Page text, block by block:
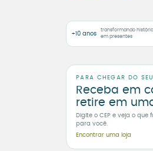
+10 anos
transformando
em presentes
PARA CHEGAR DO
Receba em
retire em
Digite o CEP e veja o que
para você.
Encontrar uma loja